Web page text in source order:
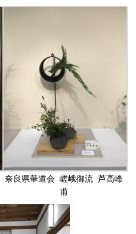
奈良県華道会 嵯峨御流 芦高峰
甫